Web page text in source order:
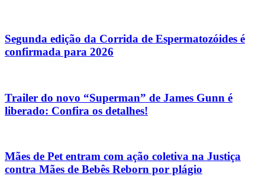
Segunda edição da Corrida de Espermatozóides é
confirmada para 2026
Trailer do novo “Superman” de James Gunn é
liberado: Confira os detalhes!
Mães de Pet entram com ação coletiva na Justiça
contra Mães de Bebês Reborn por plágio